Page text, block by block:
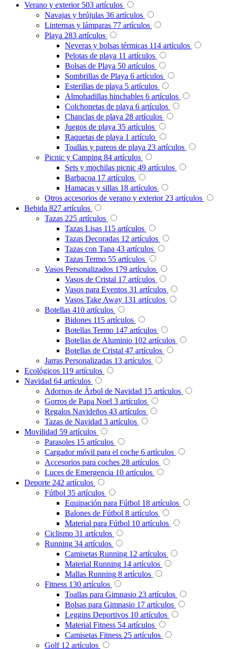
Verano y exterior 503 artículos
Navajas y brújulas 36 artículos
Linternas y lámparas 77 artículos
Playa 283 artículos
Neveras y bolsas térmicas 114 artículos
Pelotas de playa 11 artículos
Bolsas de Playa 50 artículos
Sombrillas de Playa 6 artículos
Esterillas de playa 5 artículos
Almohadillas hinchables 6 artículos
Colchonetas de playa 6 artículos
Chanclas de playa 28 artículos
Juegos de playa 35 artículos
Raquetas de playa 1 artículo
Toallas y pareos de playa 23 artículos
Picnic y Camping 84 artículos
Sets y mochilas picnic 49 artículos
Barbacoa 17 artículos
Hamacas y sillas 18 artículos
Otros accesorios de verano y exterior 23 artículos
Bebida 827 artículos
Tazas 225 artículos
Tazas Lisas 115 artículos
Tazas Decoradas 12 artículos
Tazas con Tapa 43 artículos
Tazas Termo 55 artículos
Vasos Personalizados 179 artículos
Vasos de Cristal 17 artículos
Vasos para Eventos 31 artículos
Vasos Take Away 131 artículos
Botellas 410 artículos
Bidones 115 artículos
Botellas Termo 147 artículos
Botellas de Aluminio 102 artículos
Botellas de Cristal 47 artículos
Jarras Personalizadas 13 artículos
Ecológicos 119 artículos
Navidad 64 artículos
Adornos de Árbol de Navidad 15 artículos
Gorros de Papa Noel 3 artículos
Regalos Navideños 43 artículos
Tazas de Navidad 3 artículos
Movilidad 59 artículos
Parasoles 15 artículos
Cargador móvil para el coche 6 artículos
Accesorios para coches 28 artículos
Luces de Emergencia 10 artículos
Deporte 242 artículos
Fútbol 35 artículos
Equipación para Fútbol 18 artículos
Balones de Fútbol 8 artículos
Material para Fútbol 10 artículos
Ciclismo 31 artículos
Running 34 artículos
Camisetas Running 12 artículos
Material Running 14 artículos
Mallas Running 8 artículos
Fitness 130 artículos
Toallas para Gimnasio 23 artículos
Bolsas para Gimnasio 17 artículos
Leggins Deportivos 10 artículos
Material Fitness 54 artículos
Camisetas Fitness 25 artículos
Golf 12 artículos